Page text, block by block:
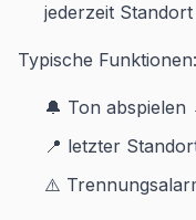
jederzeit
Typische Funktionen:
🔔 Ton
📍 letzter
⚠️